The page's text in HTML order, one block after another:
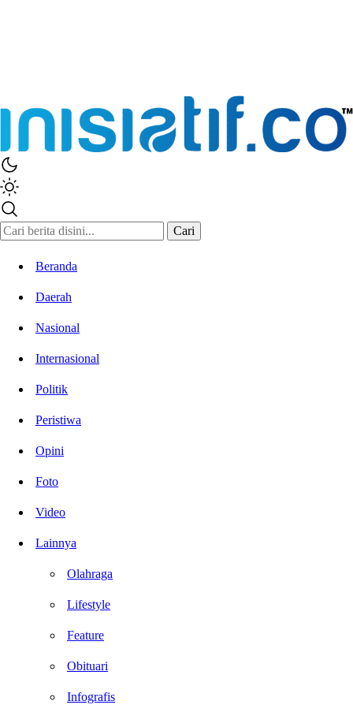
Inisiatif.co
Stay Connected Stay Informed
Cari
Beranda
Daerah
Nasional
Internasional
Politik
Peristiwa
Opini
Foto
Video
Lainnya
Olahraga
Lifestyle
Feature
Obituari
Infografis